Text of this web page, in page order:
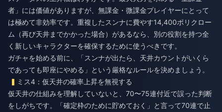
者」には価値がありますが、無課金・微課金プレイヤーにとって
は極めて非効率です。重複したスンナに費やす14,400ポリクロー
ム（再び天井までかかった場合）があるなら、別の役割を持つ全
く新しいキャラクターを確保するために使うべきです。
ガチャを始める前に、「スンナが出たら、天井カウントがいくら
であっても即座にやめる」という厳格なルールを決めましょう。
ミス4：仮天井の確率上昇を無視する
仮天井の仕組みを理解していないと、70〜75連付近で誤った判断
をしがちです。「確定枠のために貯めておく」と言って70連で止